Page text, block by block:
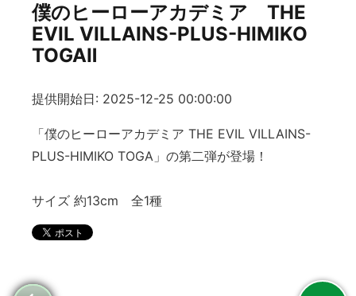
僕のヒーローアカデミア THE
EVIL VILLAINS-PLUS-HIMIKO
TOGAⅡ
提供開始日: 2025-12-25 00:00:00
「僕のヒーローアカデミア THE EVIL VILLAINS-
PLUS-HIMIKO TOGA」の第二弾が登場！
サイズ 約13cm 全1種